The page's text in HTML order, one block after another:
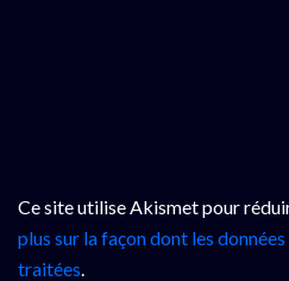
Ce site utilise Akismet pour
plus sur la façon dont les
traitées.